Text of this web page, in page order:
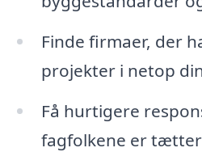
Finde firmaer, der
projekter i netop
Få hurtigere
fagfolkene er